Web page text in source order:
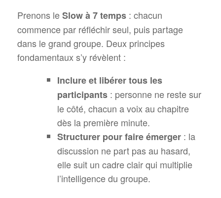
Prenons leSlow à 7 temps : chacun
commence par réfléchir seul, puis partage
dans le grand groupe. Deux principes
fondamentaux s’y révèlent :
Inclure et libérer tous les
participants : personne ne reste sur
le côté, chacun a voix au chapitre
dès la première minute.
Structurer pour faire émerger : la
discussion ne part pas au hasard,
elle suit un cadre clair qui multiplie
l’intelligence du groupe.